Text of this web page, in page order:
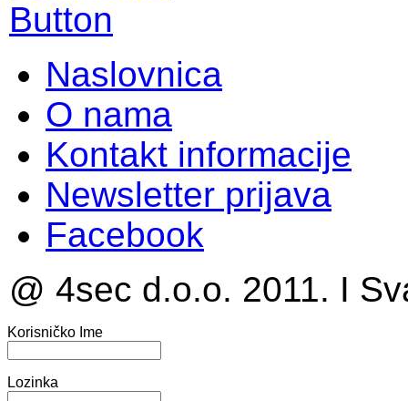
Naslovnica
O nama
Kontakt informacije
Newsletter prijava
Facebook
@ 4sec d.o.o. 2011. I
Korisničko Ime
Lozinka